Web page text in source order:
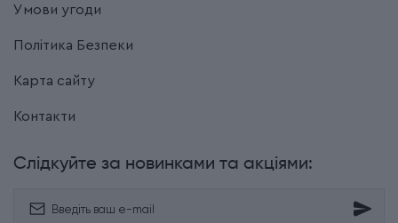
Умови угоди
Політика Безпеки
Карта сайту
Контакти
Слідкуйте за новинками та акціями: